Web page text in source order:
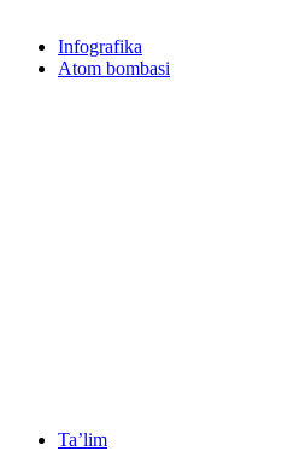
Infografika
Atom bombasi
Ta’lim